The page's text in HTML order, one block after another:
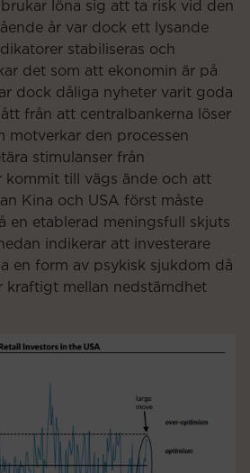
löna sig att ta risk vid den
år var dock ett lysande
stabiliseras och
det som att ekonomin är på
dock dåliga nyheter varit goda
från att centralbankerna löser
motverkar den processen
stimulanser från
kommit till vägs ände och att
Kina och USA först måste
en etablerad meningsfull skjuts
indikerar att investerare
en form av psykisk sjukdom då
kraftigt mellan nedstämdhet